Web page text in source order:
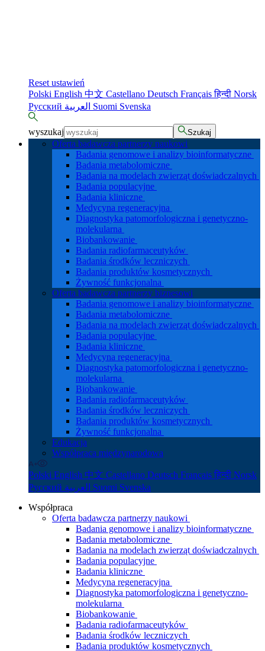
Reset ustawień
Polski English 中文 Castellano Deutsch Françaisहिन्दी Norsk
Русский
Suomi Svenska
wyszukaj Szukaj
Oferta badawcza partnerzy naukowi
Badania genomowe i analizy bioinformatyczne
Badania metabolomiczne
Badania na modelach zwierząt doświadczalnych
Badania populacyjne
Badania kliniczne
Medycyna regeneracyjna
Diagnostyka patomorfologiczna i genetyczno-
molekularna
Biobankowanie
Badania radiofarmaceutyków
Badania środków leczniczych
Badania produktów kosmetycznych
Żywność funkcjonalna
Oferta badawcza partnerzy biznesowi
Badania genomowe i analizy bioinformatyczne
Badania metabolomiczne
Badania na modelach zwierząt doświadczalnych
Badania populacyjne
Badania kliniczne
Medycyna regeneracyjna
Diagnostyka patomorfologiczna i genetyczno-
molekularna
Biobankowanie
Badania radiofarmaceutyków
Badania środków leczniczych
Badania produktów kosmetycznych
Żywność funkcjonalna
Edukacja
Współpraca międzynarodowa
Polski English 中文 Castellano Deutsch Français हिन्दी Norsk
Русский
Suomi Svenska
Współpraca
Oferta badawcza partnerzy naukowi
Badania genomowe i analizy bioinformatyczne
Badania metabolomiczne
Badania na modelach zwierząt doświadczalnych
Badania populacyjne
Badania kliniczne
Medycyna regeneracyjna
Diagnostyka patomorfologiczna i genetyczno-
molekularna
Biobankowanie
Badania radiofarmaceutyków
Badania środków leczniczych
Badania produktów kosmetycznych